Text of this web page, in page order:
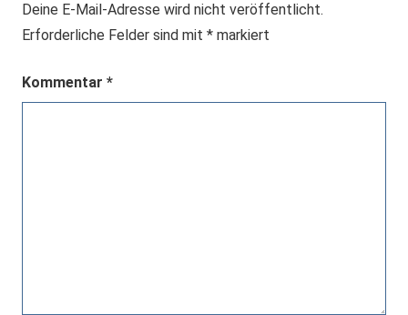
Deine E-Mail-Adresse wird nicht veröffentlicht.
Erforderliche Felder sind mit * markiert
Kommentar *